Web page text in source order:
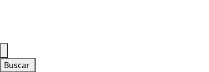
Buscar